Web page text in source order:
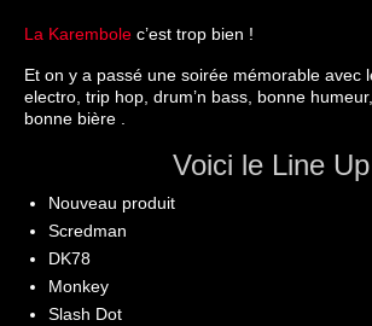
La Karembole c’est trop bien !
Et on y a passé une soirée mémorable avec
electro, trip hop, drum’n bass, bonne
bonne bière .
Voici le Line Up
Nouveau produit
Scredman
DK78
Monkey
Slash Dot